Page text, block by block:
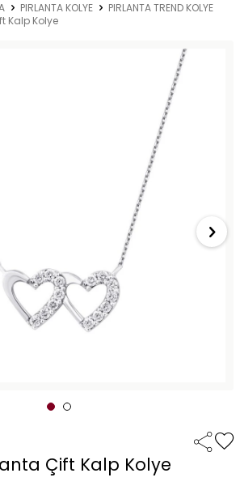
PIRLANTA KOLYE
PIRLANTA TREND KOLYE
Kalp Kolye
Çift Kalp Kolye